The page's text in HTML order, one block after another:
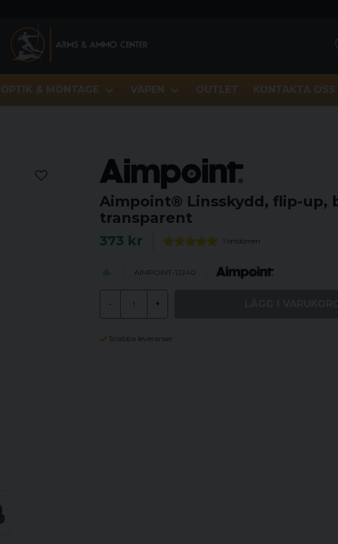
OPTIK & MONTAGE VAPEN OUTLET KONTAKTA OSS
Aimpoint® Linsskydd, flip-up,
transparent
373 kr 1 omdömen
AIMPOINT-12240
- +
Snabba leveranser